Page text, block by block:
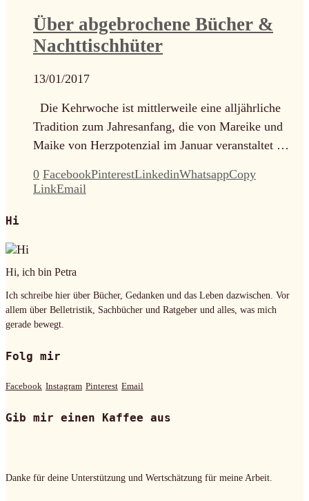
Über abgebrochene Bücher &
Nachttischhüter
13/01/2017
Die Kehrwoche ist mittlerweile eine alljährliche
Tradition zum Jahresanfang, die von Mareike und
Maike von Herzpotenzial im Januar veranstaltet …
0 FacebookPinterestLinkedinWhatsappCopy
LinkEmail
Hi
Hi, ich bin Petra
Ich schreibe hier über Bücher, Gedanken und das Leben dazwischen. Vor
allem über Belletristik, Sachbücher und Ratgeber und alles, was mich
gerade bewegt.
Folg mir
Facebook Instagram Pinterest Email
Gib mir einen Kaffee aus
Danke für deine Unterstützung und Wertschätzung für meine Arbeit.